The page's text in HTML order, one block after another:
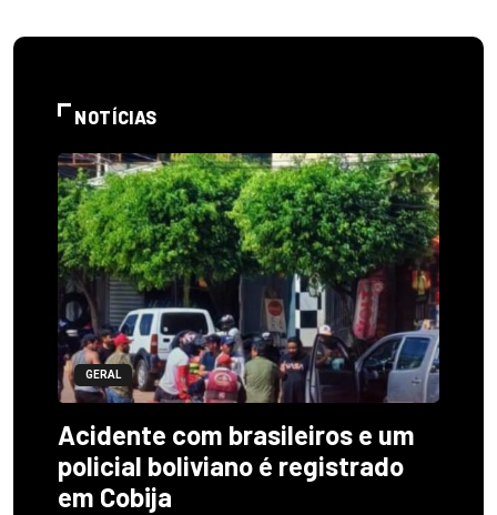
NOTÍCIAS
GERAL
Acidente com brasileiros e um
policial boliviano é registrado
em Cobija